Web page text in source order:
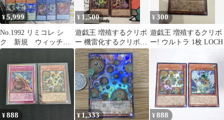
¥5,999
No.1992 リミコレ シ
ク 新規 ウィッチの
み2枚 3コン 53枚
¥ 1,500
遊戯王 増殖するクリボ
ー 機雷化するクリボー
セット
¥300
遊戯王 増殖するクリボ
ー! ウルトラ 1枚 LOCH
¥888 ¥1,333 ¥888